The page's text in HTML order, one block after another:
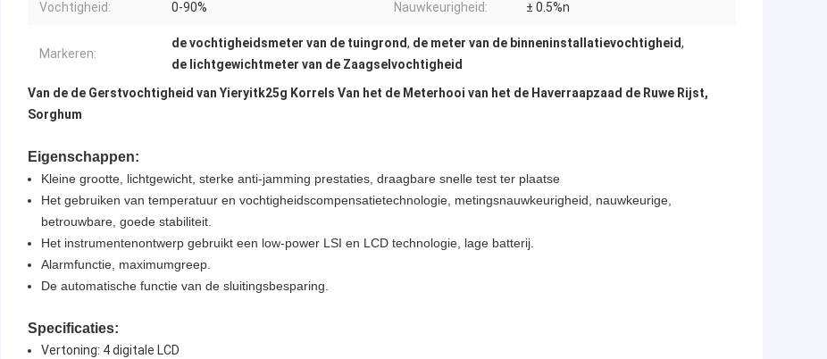
Vochtigheid: 0-90% Nauwkeurigheid: ± 0.5%n
Markeren:
de vochtigheidsmeter van de tuingrond, de meter van de binneninstallatievochtigheid,
de lichtgewichtmeter van de Zaagselvochtigheid
Van de de Gerstvochtigheid van Yieryitk25g Korrels Van het de Meterhooi van het de Haverraapzaad de Ruwe Rijst,
Sorghum
Eigenschappen:
Kleine grootte, lichtgewicht, sterke anti-jamming prestaties, draagbare snelle test ter plaatse
Het gebruiken van temperatuur en vochtigheidscompensatietechnologie, metingsnauwkeurigheid, nauwkeurige,
betrouwbare, goede stabiliteit.
Het instrumentenontwerp gebruikt een low-power LSI en LCD technologie, lage batterij.
Alarmfunctie, maximumgreep.
De automatische functie van de sluitingsbesparing.
Specificaties:
Vertoning: 4 digitale LCD